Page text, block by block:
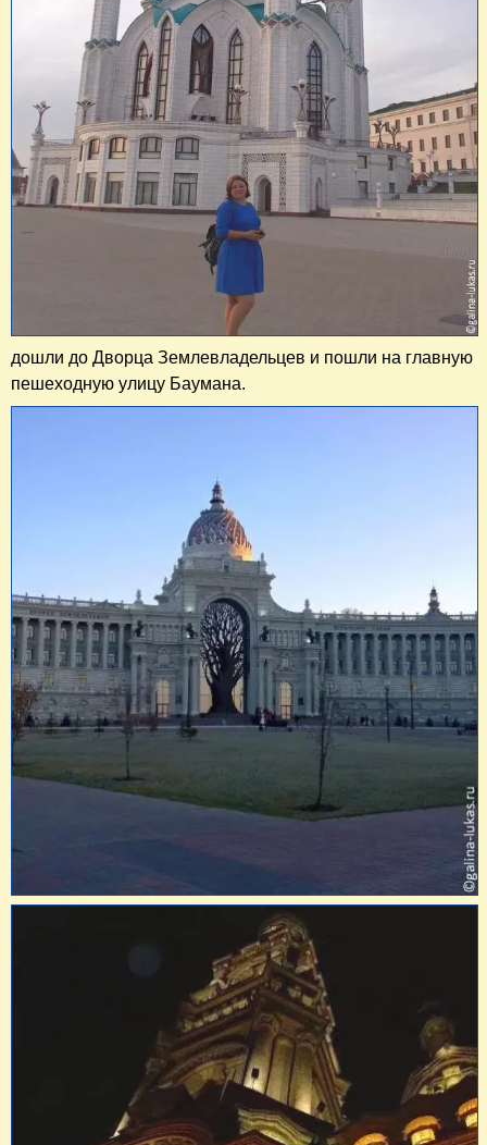
дошли до Дворца Землевладельцев и пошли на главную
пешеходную улицу Баумана.